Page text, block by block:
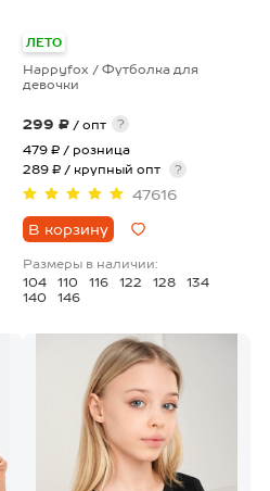
ЛЕТО
Happyfox / Футболка для
девочки
299 ₽ / опт
?
479 ₽ / розница
289 ₽ / крупный опт
?
47616
В корзину
Размеры в наличии:
104
110 116 122 128
134
140
146